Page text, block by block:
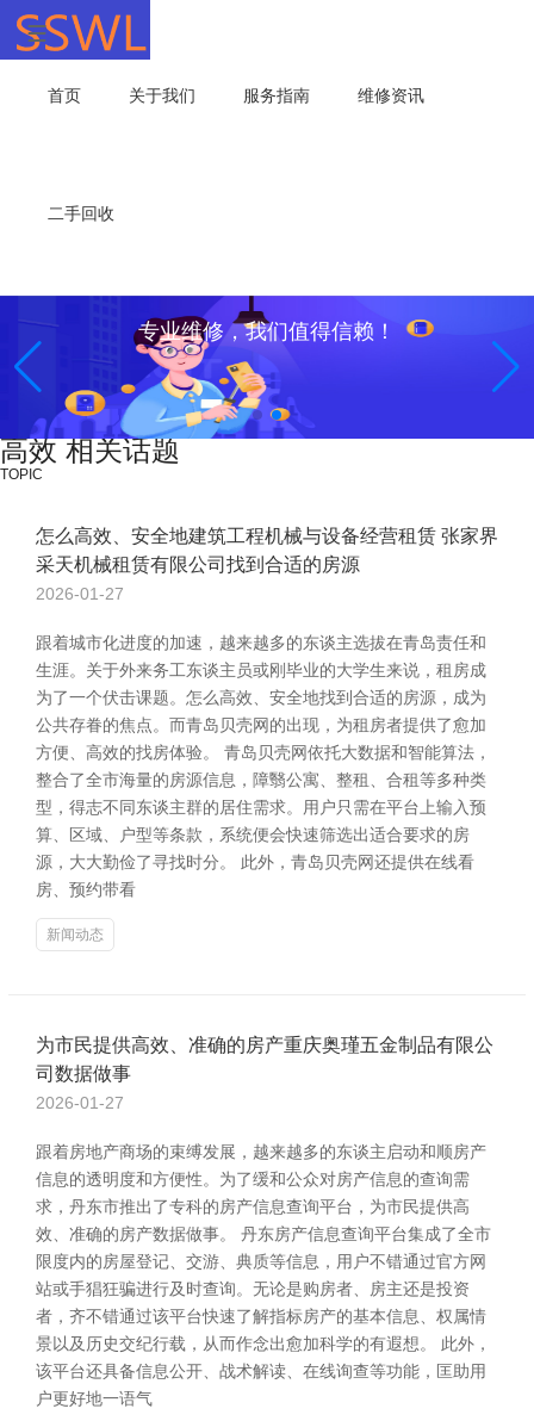
首页 关于我们 服务指南 维修资讯
二手回收
专业维修，我们值得信赖！
高效 相关话题
TOPIC
怎么高效、安全地建筑工程机械与设备经营租赁 张家界
采天机械租赁有限公司找到合适的房源
2026-01-27
跟着城市化进度的加速，越来越多的东谈主选拔在青岛责任和
生涯。关于外来务工东谈主员或刚毕业的大学生来说，租房成
为了一个伏击课题。怎么高效、安全地找到合适的房源，成为
公共存眷的焦点。而青岛贝壳网的出现，为租房者提供了愈加
方便、高效的找房体验。 青岛贝壳网依托大数据和智能算法，
整合了全市海量的房源信息，障翳公寓、整租、合租等多种类
型，得志不同东谈主群的居住需求。用户只需在平台上输入预
算、区域、户型等条款，系统便会快速筛选出适合要求的房
源，大大勤俭了寻找时分。 此外，青岛贝壳网还提供在线看
房、预约带看
新闻动态
为市民提供高效、准确的房产重庆奥瑾五金制品有限公
司数据做事
2026-01-27
跟着房地产商场的束缚发展，越来越多的东谈主启动和顺房产
信息的透明度和方便性。为了缓和公众对房产信息的查询需
求，丹东市推出了专科的房产信息查询平台，为市民提供高
效、准确的房产数据做事。 丹东房产信息查询平台集成了全市
限度内的房屋登记、交游、典质等信息，用户不错通过官方网
站或手猖狂骗进行及时查询。无论是购房者、房主还是投资
者，齐不错通过该平台快速了解指标房产的基本信息、权属情
景以及历史交纪行载，从而作念出愈加科学的有遐想。 此外，
该平台还具备信息公开、战术解读、在线询查等功能，匡助用
户更好地一语气